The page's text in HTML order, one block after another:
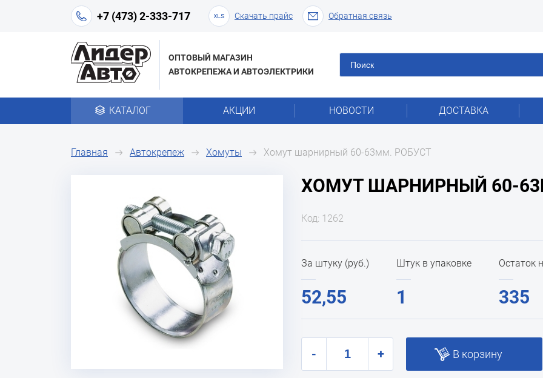
+7 (473) 2-333-717 Скачать прайс Обратная связь
ОПТОВЫЙ МАГАЗИН
АВТОКРЕПЕЖА И АВТОЭЛЕКТРИКИ
КАТАЛОГ АКЦИИ НОВОСТИ ДОСТАВКА
Главная Автокрепеж Хомуты Хомут шарнирный 60-63мм. РОБУСТ
ХОМУТ ШАРНИРНЫЙ 60-
Код: 1262
За штуку (руб.)
52,55
Штук в упаковке
1
Остаток
335
- + В корзину